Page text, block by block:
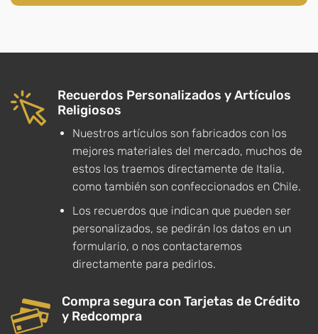
Recuerdos Personalizados y Artículos
Religiosos
Nuestros artículos son fabricados con los
mejores materiales del mercado, muchos de
estos los traemos directamente de Italia,
como también son confeccionados en Chile.
Los recuerdos que indican que pueden ser
personalizados, se pedirán los datos en un
formulario, o nos contactaremos
directamente para pedirlos.
Compra segura con Tarjetas de Crédito
y Redcompra